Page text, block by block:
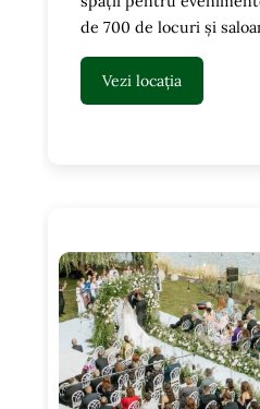
de 700 de locuri și
Vezi locația